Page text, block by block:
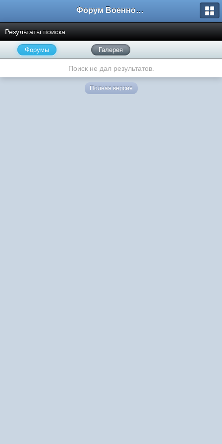
Форум Военно-Исторических Реконструкторов
Результаты поиска
Форумы Галерея
Поиск не дал результатов.
Полная версия